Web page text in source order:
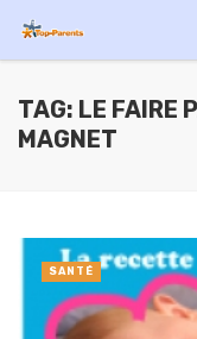
TAG: LE FAIRE
MAGNET
SANTÉ